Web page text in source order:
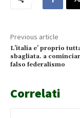
Previous article
L’italia e’ proprio
sbagliata. a
falso federalismo
Correlati